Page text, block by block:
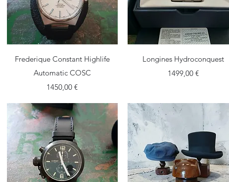
Vista rapida
Frederique Constant Highlife
Automatic COSC
Prezzo
1450,00 €
Vista rapida
Longines Hydroconquest
Prezzo
1499,00 €